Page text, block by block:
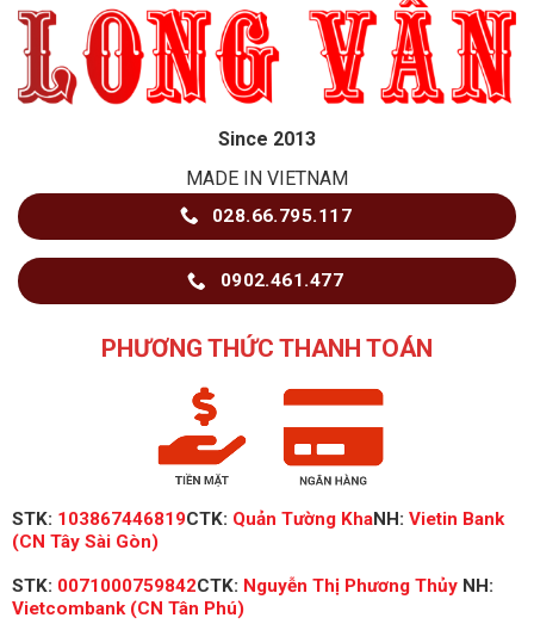
Since 2013
MADE IN VIETNAM
028.66.795.117
0902.461.477
PHƯƠNG THỨC THANH TOÁN
STK: 103867446819CTK: Quản Tường KhaNH: Vietin Bank
(CN Tây Sài Gòn)
STK: 0071000759842CTK: Nguyễn Thị Phương Thủy NH:
Vietcombank (CN Tân Phú)